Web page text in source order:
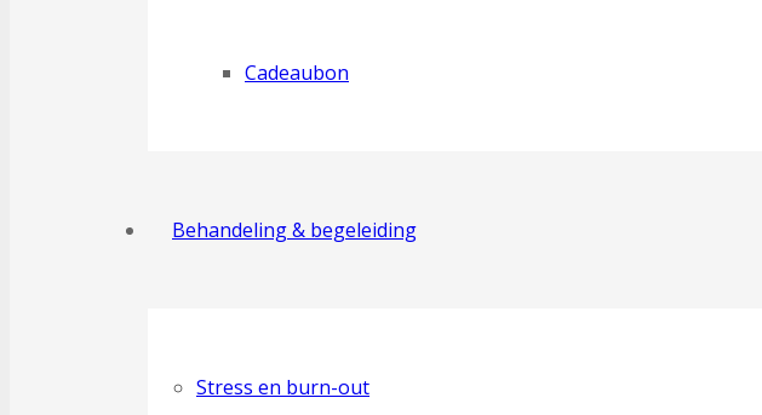
Cadeaubon
Behandeling & begeleiding
Stress en burn-out